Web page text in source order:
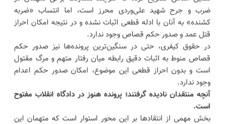
ضرب و جرح شهید علی‌وردی محرز است، اما انتساب «ضربه
کشنده» به آنان با ادله قطعی اثبات نشده و در نتیجه امکان احراز
قتل عمد و صدور حکم قصاص وجود ندارد.
در حقوق کیفری، حتی در سنگین‌ترین پرونده‌ها نیز صدور حکم
قصاص منوط به اثبات دقیق رابطه میان رفتار متهم و مرگ مقتول
است و بدون احراز قطعی این موضوع، امکان صدور حکم اعدام
وجود ندارد.
آنچه منتقدان نادیده گرفتند؛ پرونده هنوز در دادگاه انقلاب مفتوح
است.
بخش مهمی از انتقادها بر این محور استوار است که متهمان این